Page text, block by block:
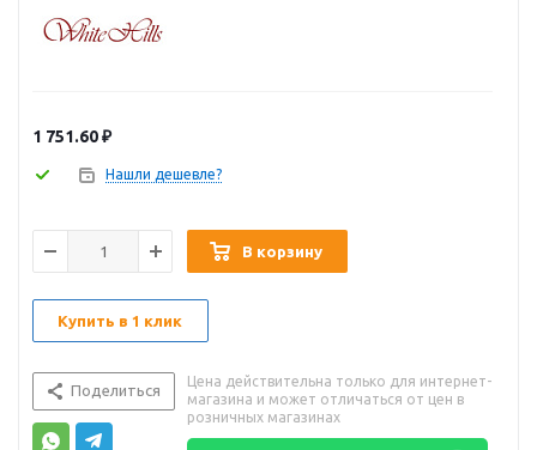
1 751.60₽
Нашли дешевле?
В корзину
Купить в 1 клик
Поделиться
Цена действительна только для интернет-
магазина и может отличаться от цен в
розничных магазинах